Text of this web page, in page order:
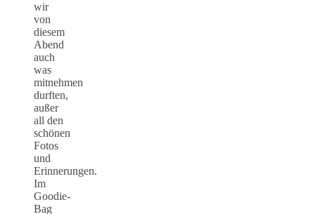
wir
von
diesem
Abend
auch
was
mitnehmen
durften,
außer
all den
schönen
Fotos
und
Erinnerungen.
Im
Goodie-
Bag